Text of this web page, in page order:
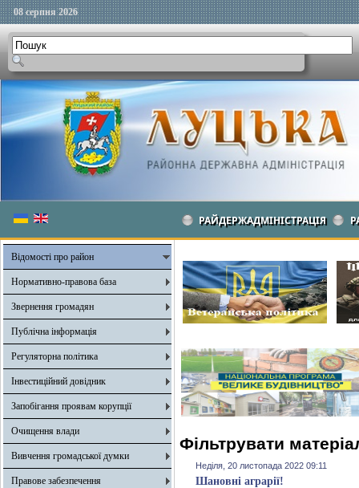
08 серпня 2026
РАЙДЕРЖАДМІНІСТРАЦІЯ
Відомості про район
Нормативно-правова база
Звернення громадян
Публічна інформація
Регуляторна політика
Інвестиційний довідник
Запобігання проявам корупції
Очищення влади
Вивчення громадської думки
Правове забезпечення
Фільтрувати
Неділя, 20 листопада 2022 09:11
Шановні аграрії!